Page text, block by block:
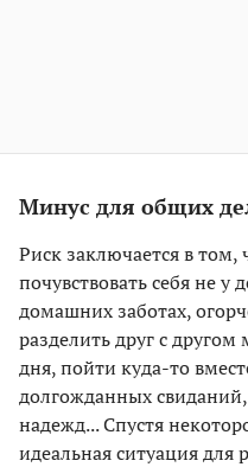
Минус для общих
Риск заключается в
почувствовать себя не у
домашних заботах,
разделить друг с
дня, пойти куда-то
долгожданных
надежд... Спустя
идеальная ситуация для